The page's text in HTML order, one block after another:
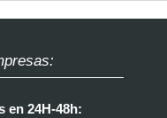
en 24H-48h: